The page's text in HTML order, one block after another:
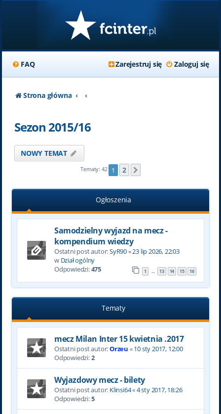
FAQ Zaloguj się
Zarejestruj się
Strona główna
Sezon 2015/16
NOWY TEMAT
Tematy: 42 1 2
Ogłoszenia
Samodzielny wyjazd na mecz -
kompendium wiedzy
Ostatni post autor:SyR90«23 lip 2026, 22:03
w Dział ogólny
Odpowiedzi:475 1 … 13 14 15 16
Tematy
mecz Milan Inter 15 kwietnia .2017
Ostatni post autor:Orzeu «10 sty 2017, 12:00
Odpowiedzi:2
Wyjazdowy mecz - bilety
Ostatni post autor: Klinsi64«4 sty 2017, 18:26
Odpowiedzi:5